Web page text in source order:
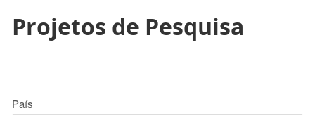
Projetos de Pesquisa
País